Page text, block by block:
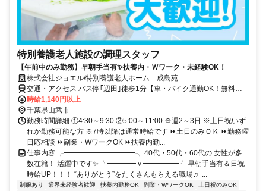
特別養護老人施設の調理スタッフ
【午前中のみ勤務】早朝手当有✨扶養内・Ｗワーク・未経験OK！
株式会社ジョエル/特別養護老人ホーム 成島苑
交通・アクセス バス停｢辺田｣徒歩1分【車・バイク通勤OK！無料駐
車場あり✨】交通費規定支給
時給1,140円以上
千葉県山武市
勤務時間詳細 ①4:30～9:30 ②5:00～11:00 ※週2～3日 ※土日祝いず
れか勤務可能な方 ※7時以降は通常時給です ⏩土日のみＯＫ ⏩勤務曜
日応相談 ⏩副業・WワークOK ⏩扶養内勤...
仕事内容 ╭━━━━━━━━━━╮ 40代・50代・60代の 女性が多
数在籍！ 活躍中です✨ ╰━━━━ｖ━━━━━╯ 早朝手当有＆日祝
時給UP！！！ “ありがとう”をたくさんもらえる職場♬ ...
制服あり 業界未経験者歓迎 扶養内勤務OK 副業・WワークOK
土日祝のみOK